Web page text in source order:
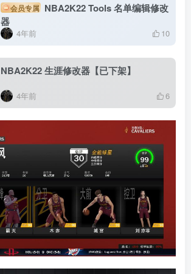
会员专属 NBA2K22 Tools 名单编辑修改
器
4年前 10
NBA2K22 生涯修改器【已下架】
4年前 6